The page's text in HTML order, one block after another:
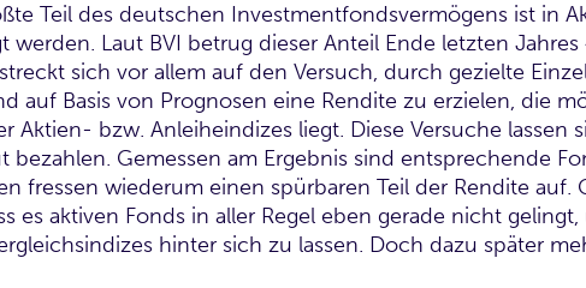
Teil des deutschen Investmentfondsvermögens ist in
werden. Laut BVI betrug dieser Anteil Ende letzten
sich vor allem auf den Versuch, durch gezielte
auf Basis von Prognosen eine Rendite zu erzielen, die
Aktien- bzw. Anleiheindizes liegt. Diese Versuche lassen
bezahlen. Gemessen am Ergebnis sind entsprechende
fressen wiederum einen spürbaren Teil der Rendite auf.
es aktiven Fonds in aller Regel eben gerade nicht
hinter sich zu lassen. Doch dazu später